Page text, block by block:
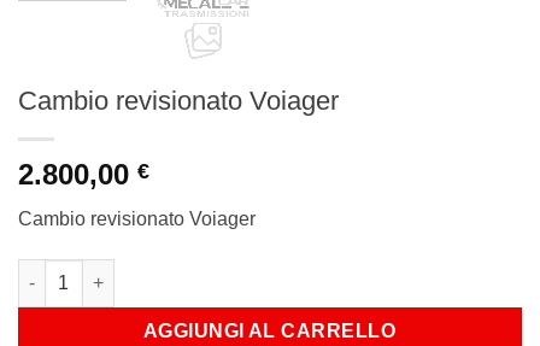
Cambio revisionato Voiager
2.800,00 €
Cambio revisionato Voiager
Cambio revisionato Voiager quantità
AGGIUNGI AL CARRELLO